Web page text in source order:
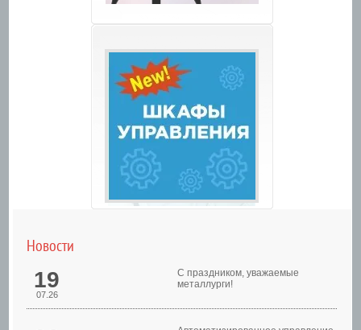
Новости
19
07.26
С праздником, уважаемые
металлурги!